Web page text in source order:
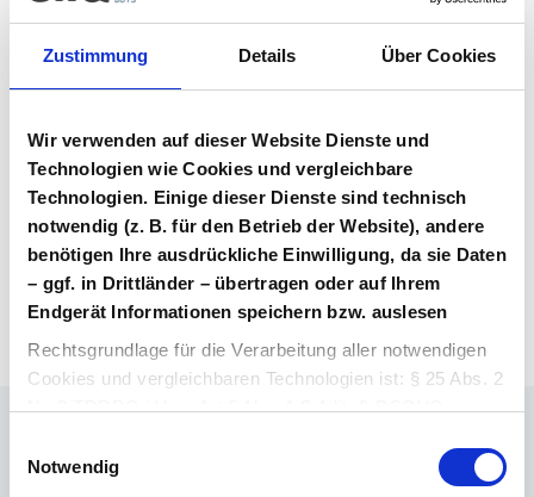
Zustimmung Details Über Cookies
Wir verwenden auf dieser Website Dienste und
Technologien wie Cookies und vergleichbare
Technologien. Einige dieser Dienste sind technisch
notwendig (z. B. für den Betrieb der Website), andere
benötigen Ihre ausdrückliche Einwilligung, da sie Daten
– ggf. in Drittländer – übertragen oder auf Ihrem
Endgerät Informationen speichern bzw. auslesen
Rechtsgrundlage für die Verarbeitung aller notwendigen
Cookies und vergleichbaren Technologien ist: § 25 Abs. 2
Nr. 2 TDDDG i.V.m. Art 6 Abs. 1 S.1 lit. f) DSGVO.
Rechtsgrundlage für die Verarbeitung aller weiteren
Notwendig
Vertragsunterlagen
Bitte melden Sie sich an, um Ihre
herunterzuladen. Sie haben noch kein
Benutzerkonto? Dann können Sie sich hier
direkt registrieren.
Login Arzneimittel Konto erstellen
Ihr Ansprechpartner